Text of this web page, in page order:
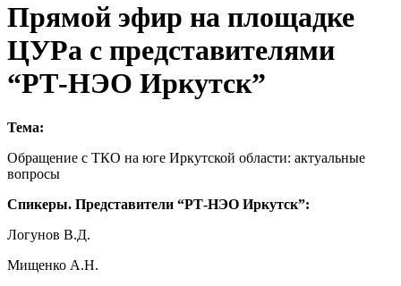
Прямой эфир на площадке
ЦУРа с представителями
“РТ-НЭО Иркутск”
Тема:
Обращение с ТКО на юге Иркутской области: актуальные
вопросы
Спикеры. Представители “РТ-НЭО Иркутск”:
Логунов В.Д.
Мищенко А.Н.